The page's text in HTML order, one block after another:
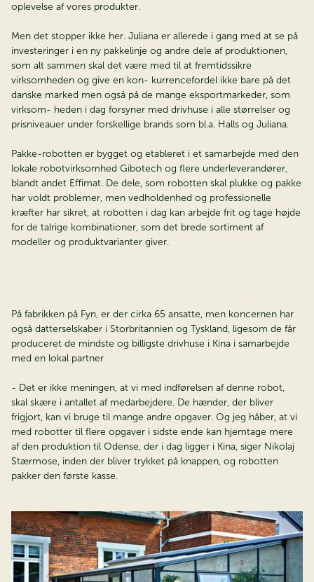
oplevelse af vores produkter.
Men det stopper ikke her. Juliana er allerede i gang med at se på
investeringer i en ny pakkelinje og andre dele af produktionen,
som alt sammen skal det være med til at fremtidssikre
virksomheden og give en kon- kurrencefordel ikke bare på det
danske marked men også på de mange eksportmarkeder, som
virksom- heden i dag forsyner med drivhuse i alle størrelser og
prisniveauer under forskellige brands som bl.a. Halls og Juliana.
Pakke-robotten er bygget og etableret i et samarbejde med den
lokale robotvirksomhed Gibotech og flere underleverandører,
blandt andet Effimat. De dele, som robotten skal plukke og pakke
har voldt problemer, men vedholdenhed og professionelle
kræfter har sikret, at robotten i dag kan arbejde frit og tage højde
for de talrige kombinationer, som det brede sortiment af
modeller og produktvarianter giver.
På fabrikken på Fyn, er der cirka 65 ansatte, men koncernen har
også datterselskaber i Storbritannien og Tyskland, ligesom de får
produceret de mindste og billigste drivhuse i Kina i samarbejde
med en lokal partner
- Det er ikke meningen, at vi med indførelsen af denne robot,
skal skære i antallet af medarbejdere. De hænder, der bliver
frigjort, kan vi bruge til mange andre opgaver. Og jeg håber, at vi
med robotter til flere opgaver i sidste ende kan hjemtage mere
af den produktion til Odense, der i dag ligger i Kina, siger Nikolaj
Stærmose, inden der bliver trykket på knappen, og robotten
pakker den første kasse.